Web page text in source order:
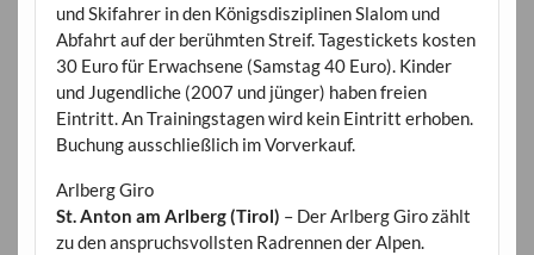
und Skifahrer in den Königsdisziplinen Slalom und
Abfahrt auf der berühmten Streif. Tagestickets kosten
30 Euro für Erwachsene (Samstag 40 Euro). Kinder
und Jugendliche (2007 und jünger) haben freien
Eintritt. An Trainingstagen wird kein Eintritt erhoben.
Buchung ausschließlich im Vorverkauf.
Arlberg Giro
St. Anton am Arlberg (Tirol) – Der Arlberg Giro zählt
zu den anspruchsvollsten Radrennen der Alpen.